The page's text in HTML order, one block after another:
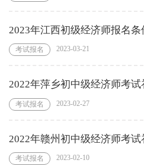
2023年江西初级经济师报名条
考试报名 2023-03-21
2022年萍乡初中级经济师考
考试报名 2023-02-27
2022年赣州初中级经济师考试
考试报名 2023-02-10